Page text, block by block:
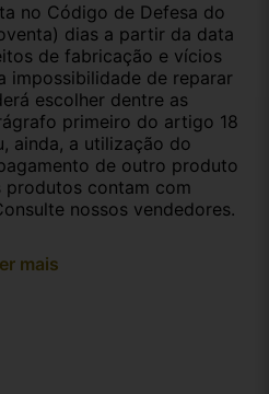
no Código de Defesa do
dias a partir da data
de fabricação e vícios
impossibilidade de reparar
escolher dentre as
primeiro do artigo 18
ainda, a utilização do
de outro produto
produtos contam com
nossos vendedores.
mais